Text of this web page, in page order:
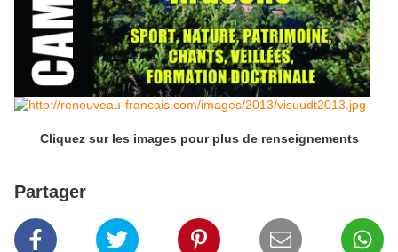
Cliquez sur les images pour plus de renseignements
Partager